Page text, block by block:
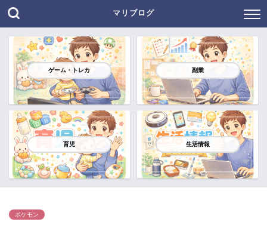
マリブログ
ゲーム・トレカ 副業
育児 生活情報
ポケモン